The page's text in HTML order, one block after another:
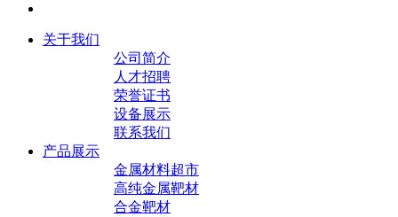
关于我们
公司简介
人才招聘
荣誉证书
设备展示
联系我们
产品展示
金属材料超市
高纯金属靶材
合金靶材